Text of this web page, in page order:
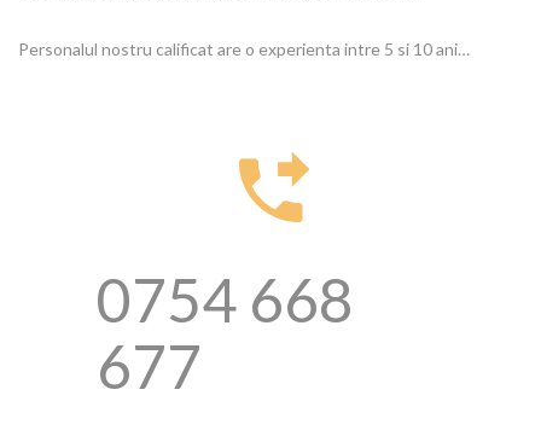
Personalul nostru calificat are o experienta intre 5 si 10 ani…
0754 668
677